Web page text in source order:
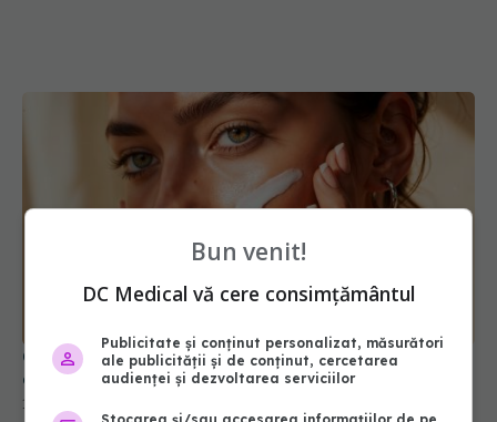
Cum să nu arăți obosită chiar și după o noapte
albă. Trucurile care îți „trezesc” fața instant
18 iun 2026, 08:49
Bun venit!
DC Medical vă cere consimțământul
Publicitate și conținut personalizat, măsurători
ale publicității și de conținut, cercetarea
audienței și dezvoltarea serviciilor